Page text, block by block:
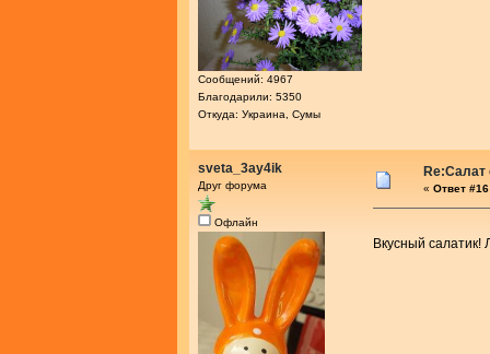
Сообщений: 4967
Благодарили: 5350
Откуда: Украина, Сумы
sveta_3ay4ik
Друг форума
Офлайн
« Ответ
Вкусный салатик!